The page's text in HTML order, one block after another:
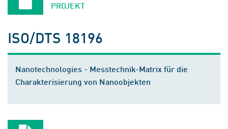
PROJEKT
ISO/DTS 18196
Nanotechnologies - Messtechnik-Matrix für die
Charakterisierung von Nanoobjekten